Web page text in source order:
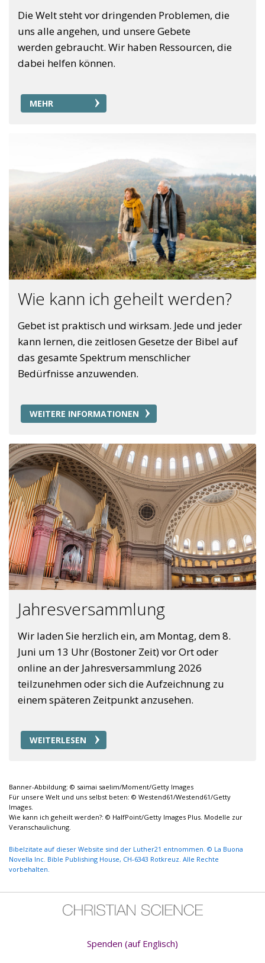
Die Welt steht vor dringenden Problemen, die
uns alle angehen, und unsere Gebete
werden gebraucht. Wir haben Ressourcen, die
dabei helfen können.
MEHR
Wie kann ich geheilt werden?
Gebet ist praktisch und wirksam. Jede und jeder
kann lernen, die zeitlosen Gesetze der Bibel auf
das gesamte Spektrum menschlicher
Bedürfnisse anzuwenden.
WEITERE INFORMATIONEN
Jahresversammlung
Wir laden Sie herzlich ein, am Montag, dem 8.
Juni um 13 Uhr (Bostoner Zeit) vor Ort oder
online an der Jahresversammlung 2026
teilzunehmen oder sich die Aufzeichnung zu
einem späteren Zeitpunkt anzusehen.
WEITERLESEN
Banner-Abbildung: © saimai saelim/Moment/Getty Images
Für unsere Welt und uns selbst beten: © Westend61/Westend61/Getty
Images.
Wie kann ich geheilt werden?: © HalfPoint/Getty Images Plus. Modelle zur
Veranschaulichung.
Bibelzitate auf dieser Website sind der Luther21 entnommen. © La Buona
Novella Inc. Bible Publishing House, CH-6343 Rotkreuz. Alle Rechte
vorbehalten.
Spenden (auf Englisch)